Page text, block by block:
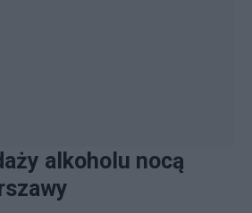
alkoholu nocą